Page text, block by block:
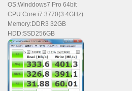
OS:Winddows7 Pro 64bit
CPU:Core i7 3770(3.4GHz)
Memory:DDR3 32GB
HDD:SSD256GB